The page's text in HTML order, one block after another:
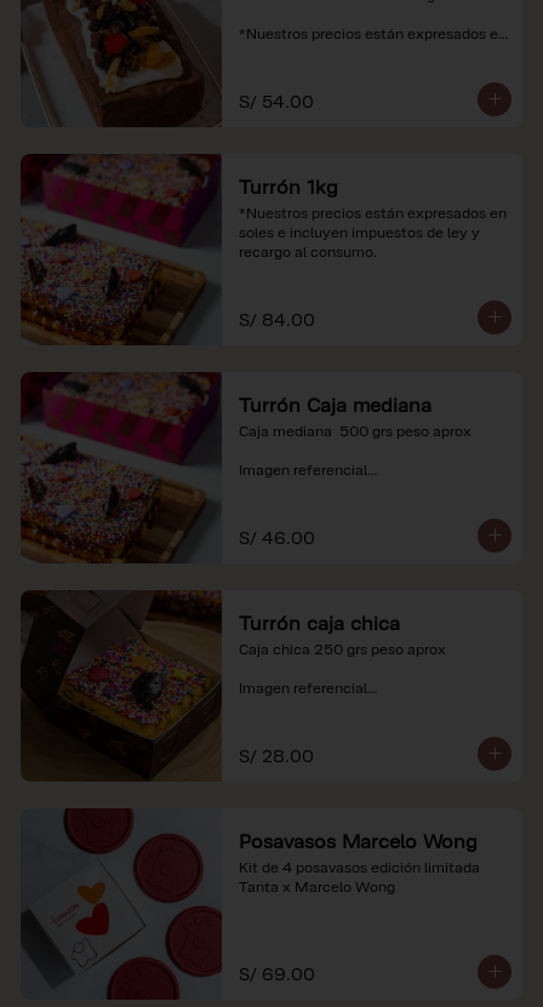
*Nuestros precios están expresados en
S/ 54.00
Turrón 1kg
*Nuestros precios están expresados en
soles e incluyen impuestos de ley y
recargo al consumo.
S/ 84.00
Turrón Caja mediana
Caja mediana  500 grs peso aprox
Imagen referencial
soles e incluyen impuestos de ley y
recargo al consumo.
S/ 46.00
Turrón caja chica
Caja chica 250 grs peso aprox
Imagen referencial
soles e incluyen impuestos de ley y
recargo al consumo.
S/ 28.00
Posavasos Marcelo Wong
Kit de 4 posavasos edición limitada
Tanta x Marcelo Wong
S/ 69.00